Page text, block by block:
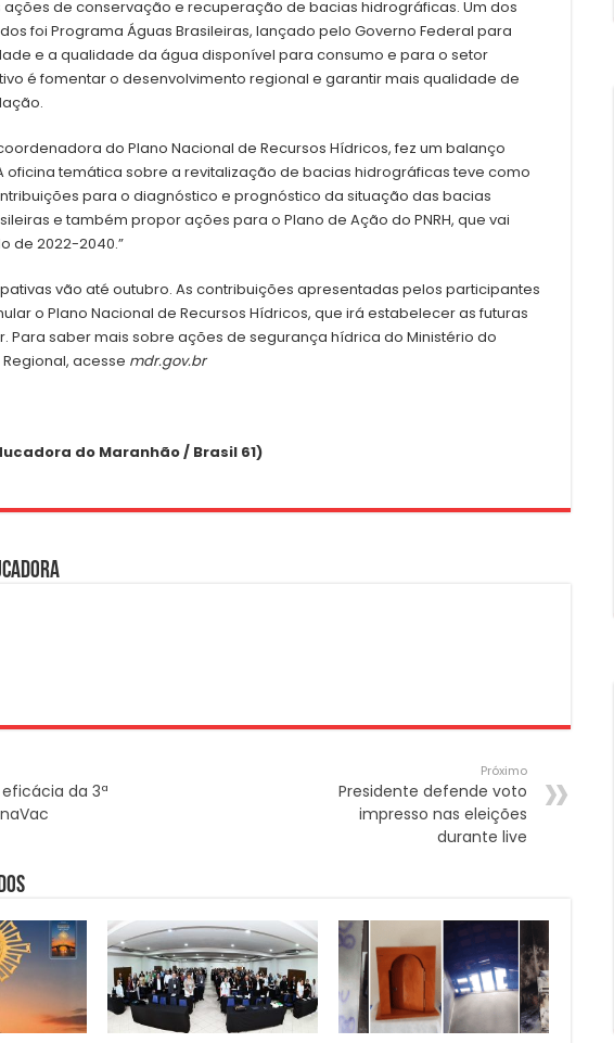
de conservação e recuperação de bacias hidrográficas. Um dos
foi Programa Águas Brasileiras, lançado pelo Governo Federal para
e a qualidade da água disponível para consumo e para o setor
é fomentar o desenvolvimento regional e garantir mais qualidade de
do Plano Nacional de Recursos Hídricos, fez um balanço
oficina temática sobre a revitalização de bacias hidrográficas teve como
para o diagnóstico e prognóstico da situação das bacias
e também propor ações para o Plano de Ação do PNRH, que vai
de 2022-2040.”
vão até outubro. As contribuições apresentadas pelos participantes
o Plano Nacional de Recursos Hídricos, que irá estabelecer as futuras
Para saber mais sobre ações de segurança hídrica do Ministério do
acesse mdr.gov.br
do Maranhão / Brasil 61)
da 3ª
Próximo
Presidente defende voto
impresso nas eleições
durante live